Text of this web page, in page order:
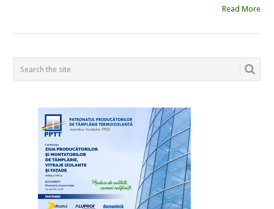
Read More
POSTS
NAVIGATION